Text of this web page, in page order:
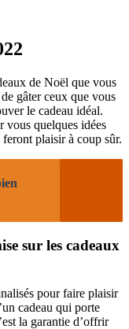
de Noël que vous
gâter ceux que vous
le cadeau idéal.
vous quelques idées
plaisir à coup sûr.
sur les cadeaux
pour faire plaisir
cadeau qui porte
la garantie d’offrir